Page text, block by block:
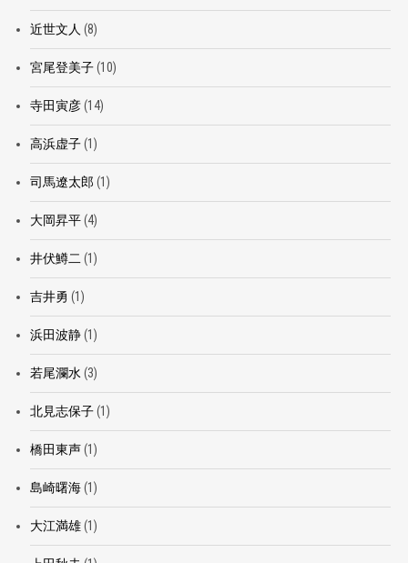
近世文人 (8)
宮尾登美子(10)
寺田寅彦(14)
高浜虚子(1)
司馬遼太郎 (1)
大岡昇平(4)
井伏鱒二 (1)
吉井勇 (1)
浜田波静(1)
若尾瀾水 (3)
北見志保子(1)
橋田東声(1)
島崎曙海(1)
大江満雄(1)